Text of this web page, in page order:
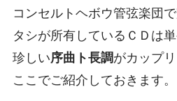
コンセルトヘボウ管弦楽団
タシが所有しているＣＤは
珍しい序曲ト長調がカップ
ここでご紹介しておきます。